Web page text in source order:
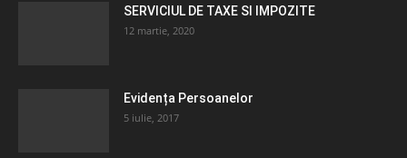
SERVICIUL DE TAXE SI IMPOZITE
12 martie, 2020
Evidența Persoanelor
5 iulie, 2017